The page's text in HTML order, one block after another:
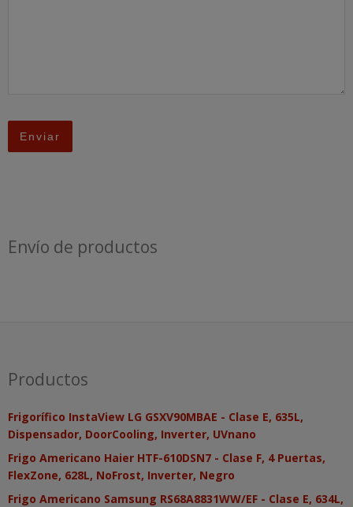
Envío de productos
Productos
Frigorífico InstaView LG GSXV90MBAE - Clase E, 635L,
Dispensador, DoorCooling, Inverter, UVnano
Frigo Americano Haier HTF-610DSN7 - Clase F, 4 Puertas,
FlexZone, 628L, NoFrost, Inverter, Negro
Frigo Americano Samsung RS68A8831WW/EF - Clase E, 634L,